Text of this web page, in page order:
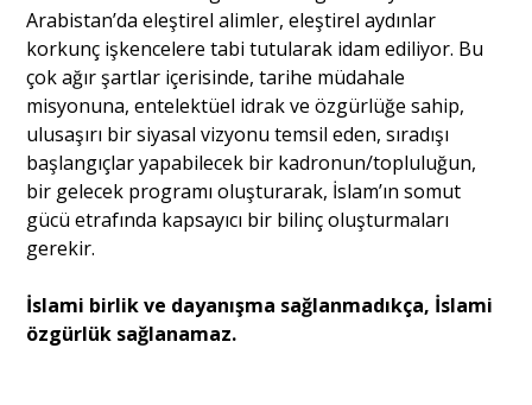
Arabistan’da eleştirel alimler, eleştirel aydınlar
korkunç işkencelere tabi tutularak idam ediliyor. Bu
çok ağır şartlar içerisinde, tarihe müdahale
misyonuna, entelektüel idrak ve özgürlüğe sahip,
ulusaşırı bir siyasal vizyonu temsil eden, sıradışı
başlangıçlar yapabilecek bir kadronun/topluluğun,
bir gelecek programı oluşturarak, İslam’ın somut
gücü etrafında kapsayıcı bir bilinç oluşturmaları
gerekir.
İslami birlik ve dayanışma sağlanmadıkça, İslami
özgürlük sağlanamaz.